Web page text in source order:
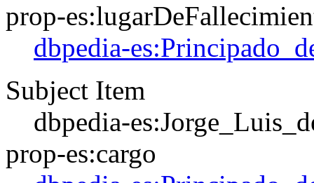
prop-
dbpedia-
Subject Item
dbpedia-
prop-es:cargo